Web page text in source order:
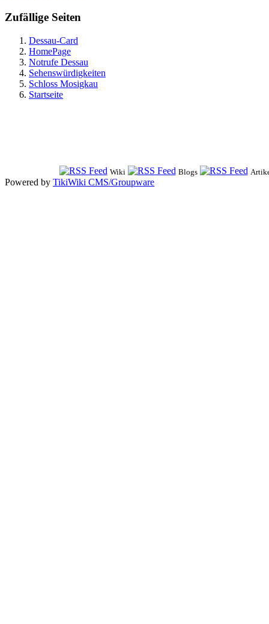
Zufällige Seiten
Dessau-Card
HomePage
Notrufe Dessau
Sehenswürdigkeiten
Schloss Mosigkau
Startseite
Wiki Blogs
Powered by TikiWiki CMS/Groupware